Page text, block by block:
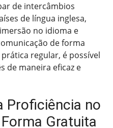
de intercâmbios
de língua inglesa,
no idioma e
de forma
regular, é possível
de maneira eficaz e
Proficiência no
Gratuita